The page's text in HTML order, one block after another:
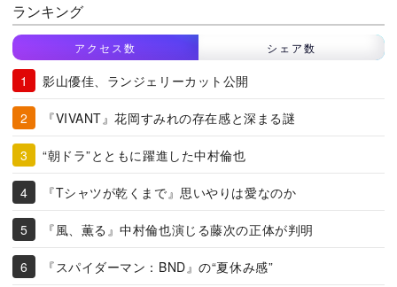
ランキング
アクセス数 シェア数
影山優佳、ランジェリーカット公開
『VIVANT』花岡すみれの存在感と深まる謎
“朝ドラ”とともに躍進した中村倫也
『Tシャツが乾くまで』思いやりは愛なのか
『風、薫る』中村倫也演じる藤次の正体が判明
『スパイダーマン：BND』の“夏休み感”